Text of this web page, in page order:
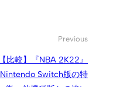
Previous
【比較】『NBA 2K22』
Nintendo Switch版の特